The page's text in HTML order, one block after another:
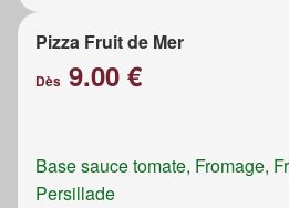
Pizza Fruit de Mer
Dès 9.00 €
Base sauce tomate, Fromage,
Persillade